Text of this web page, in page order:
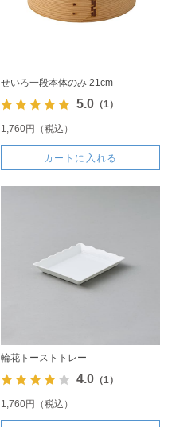
せいろ一段本体のみ 21cm
5.0（1）
1,760円（税込）
カートに入れる
輪花トーストトレー
4.0（1）
1,760円（税込）